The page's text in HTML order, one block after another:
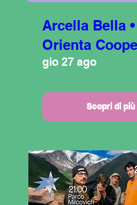
Arcella Bella
Orienta
gio 27 ago
Scopri di più